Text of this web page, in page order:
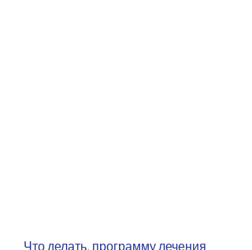
Что делать, программу лечения